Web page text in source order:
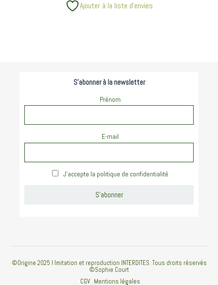
Ajouter à la liste d’envies
S'abonner à la newsletter
Prénom
E-mail
J'accepte la politique de confidentialité
©Origine 2025 I Imitation et reproduction INTERDITES. Tous droits réservés
©Sophie Court
CGV Mentions légales